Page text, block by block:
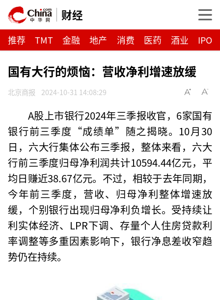
财经
推荐 TMT 金融 地产 消费 医药 酒业 IPO
国有大行的烦恼：营收净利增速放缓
北京商报 2024-10-31 14:08:29
A股上市银行2024年三季报收官，6家国有
银行前三季度“成绩单”随之揭晓。10月30
日，六大行集体公布三季报，整体来看，六大
行前三季度归母净利润共计10594.44亿元，平
均日赚近38.67亿元。不过，相较于去年同期，
今年前三季度，营收、归母净利整体增速放
缓，个别银行出现归母净利负增长。受持续让
利实体经济、LPR下调、存量个人住房贷款利
率调整等多重因素影响下，银行净息差收窄趋
势仍在持续。